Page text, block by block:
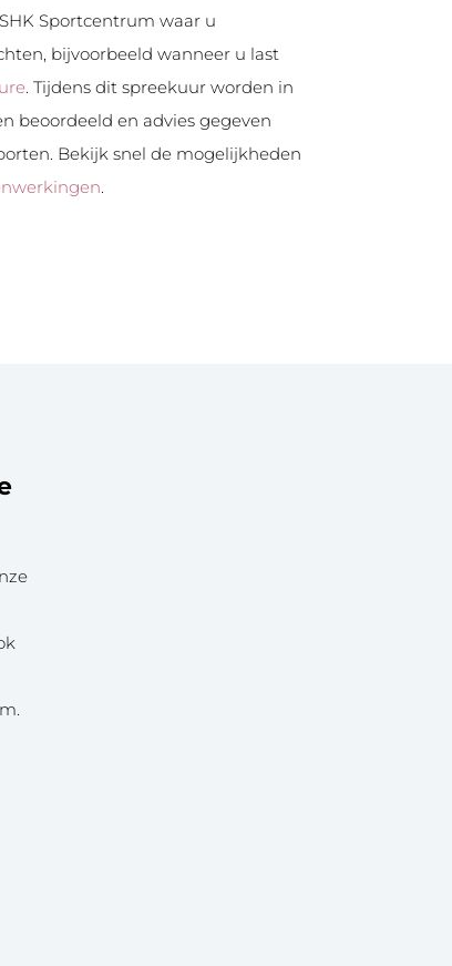
Sportcentrum waar u
bijvoorbeeld wanneer u last
. Tijdens dit spreekuur worden in
beoordeeld en advies gegeven
Bekijk snel de mogelijkheden
.